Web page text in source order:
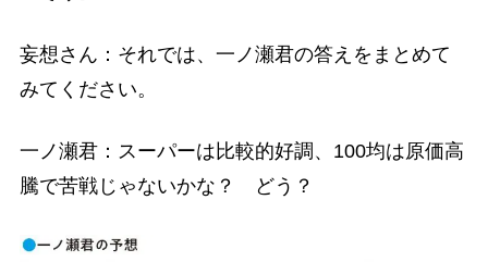
妄想さん：それでは、一ノ瀬君の答えをまとめて
みてください。
一ノ瀬君：スーパーは比較的好調、100均は原価高
騰で苦戦じゃないかな？ どう？